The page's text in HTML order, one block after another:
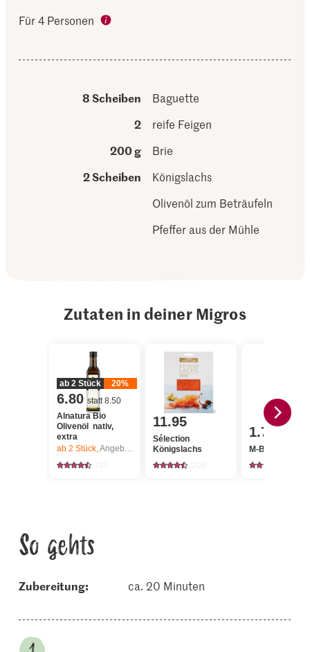
Für 4 Personen
8 Scheiben
Baguette
2
reife Feigen
200 g
Brie
2 Scheiben
Königslachs
Olivenöl zum Beträufeln
Pfeffer aus der Mühle
Zutaten in deiner Migros
ab 2 Stück 20%
6.80 statt 8.50
Alnatura Bio
Olivenöl nativ,
extra
ab 2 Stück,Angebot gilt nur vom 6.8. bis 12.8.2026, solange Vorrat.
11.95
Sélection
Königslachs
1.70
M-Budget Brie
So gehts
Zubereitung: ca. 20 Minuten